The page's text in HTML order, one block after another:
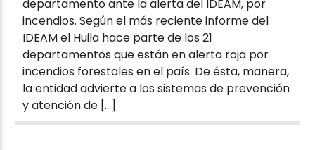
departamento ante la alerta del IDEAM, por
incendios. Según el más reciente informe del
IDEAM el Huila hace parte de los 21
departamentos que están en alerta roja por
incendios forestales en el país. De ésta, manera,
la entidad advierte a los sistemas de prevención
y atención de […]